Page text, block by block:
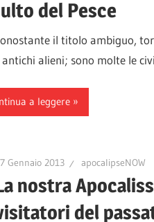
del Pesce
il titolo ambiguo,
alieni; sono molte le
a leggere
Gennaio 2013 apocalipseNOW
nostra
del